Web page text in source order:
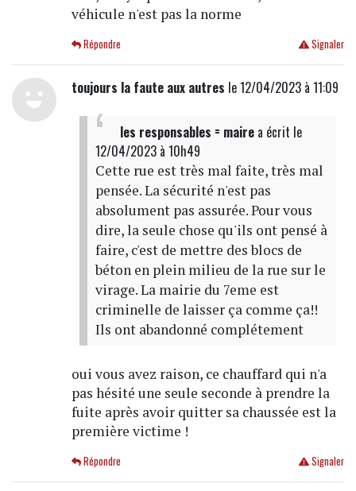
véhicule n'est pas la norme
Signaler
Répondre
toujours la faute aux autres le 12/04/2023 à 11:09
les responsables = mairea écrit le
12/04/2023 à 10h49
Cette rue est très mal faite, très mal
pensée. La sécurité n'est pas
absolument pas assurée. Pour vous
dire, la seule chose qu'ils ont pensé à
faire, c'est de mettre des blocs de
béton en plein milieu de la rue sur le
virage. La mairie du 7eme est
criminelle de laisser ça comme ça!!
Ils ont abandonné complétement
oui vous avez raison, ce chauffard qui n'a
pas hésité une seule seconde à prendre la
fuite après avoir quitter sa chaussée est la
première victime !
Signaler
Répondre